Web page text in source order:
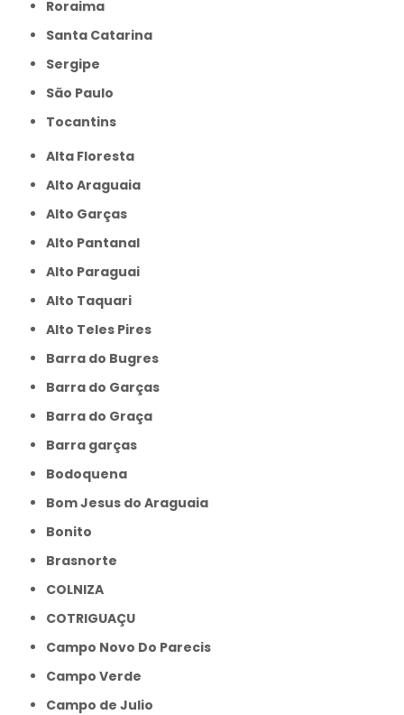
Roraima
Santa Catarina
Sergipe
São Paulo
Tocantins
Alta Floresta
Alto Araguaia
Alto Garças
Alto Pantanal
Alto Paraguai
Alto Taquari
Alto Teles Pires
Barra do Bugres
Barra do Garças
Barra do Graça
Barra garças
Bodoquena
Bom Jesus do Araguaia
Bonito
Brasnorte
COLNIZA
COTRIGUAÇU
Campo Novo Do Parecis
Campo Verde
Campo de Julio